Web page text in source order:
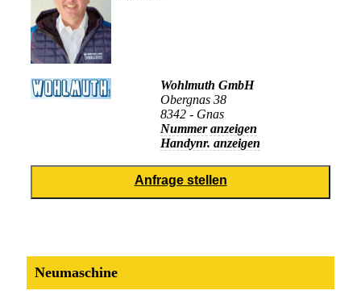
Wohlmuth GmbH
Obergnas 38
8342 - Gnas
Nummer anzeigen
Handynr. anzeigen
Neumaschine